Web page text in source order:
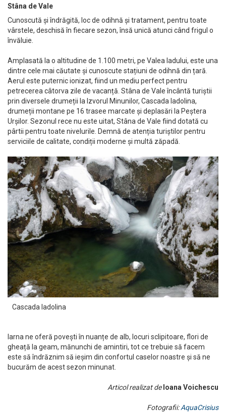
Stâna de Vale
Cunoscută și îndrăgită, loc de odihnă și tratament, pentru toate
vârstele, deschisă în fiecare sezon, însă unică atunci când frigul o
învăluie.
Amplasată la o altitudine de 1.100 metri, pe Valea Iadului, este una
dintre cele mai căutate și cunoscute stațiuni de odihnă din țară.
Aerul este puternic ionizat, fiind un mediu perfect pentru
petrecerea câtorva zile de vacanță. Stâna de Vale încântă turiștii
prin diversele drumeții la Izvorul Minunilor, Cascada Iadolina,
drumeții montane pe 16 trasee marcate și deplasări la Peștera
Urșilor. Sezonul rece nu este uitat, Stâna de Vale fiind dotată cu
pârtii pentru toate nivelurile. Demnă de atenția turiștilor pentru
serviciile de calitate, condiții moderne și multă zăpadă.
Cascada Iadolina
Iarna ne oferă povești în nuanțe de alb, locuri sclipitoare, flori de
gheață la geam, mănunchi de amintiri, tot ce trebuie să facem
este să îndrăznim să ieșim din confortul caselor noastre și să ne
bucurăm de acest sezon minunat.
Articol realizat de Ioana Voichescu
Fotografii:AquaCrisius